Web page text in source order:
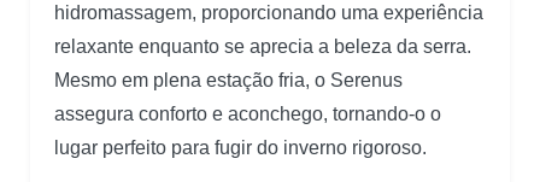
hidromassagem, proporcionando uma experiência
relaxante enquanto se aprecia a beleza da serra.
Mesmo em plena estação fria, o Serenus
assegura conforto e aconchego, tornando-o o
lugar perfeito para fugir do inverno rigoroso.